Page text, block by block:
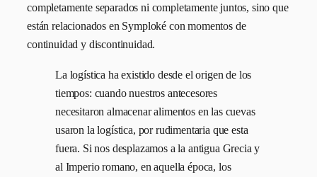
completamente separados ni completamente juntos, sino que
están relacionados en Symploké con momentos de
continuidad y discontinuidad.
La logística ha existido desde el origen de los
tiempos: cuando nuestros antecesores
necesitaron almacenar alimentos en las cuevas
usaron la logística, por rudimentaria que esta
fuera. Si nos desplazamos a la antigua Grecia y
al Imperio romano, en aquella época, los